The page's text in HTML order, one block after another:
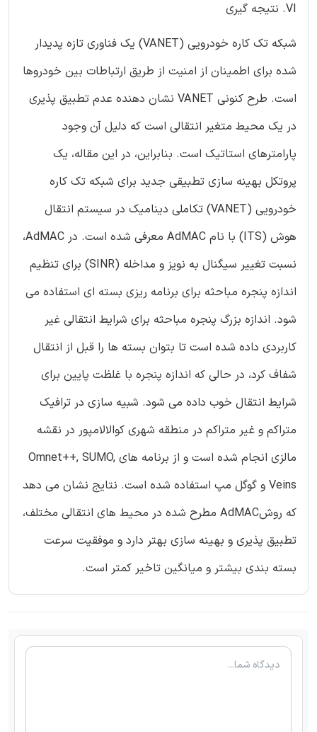
VI. نتیجه گیری
شبکه تک کاره خودرویی (VANET) یک فناوری تازه پدیدار
شده برای اطمینان از امنیت از طریق ارتباطات بین خودروها
است. طرح کنونی VANET نشان دهنده عدم تطبیق پذیری
در یک محیط متغیر انتقالی است که دلیل آن وجود
پارامترهای استاتیک است. بنابراین، در این مقاله، یک
پروتکل بهینه سازی تطبیقی جدید برای شبکه تک کاره
خودرویی (VANET) تکاملی دینامیک در سیستم انتقال
هوش (ITS) با نام AdMAC معرفی شده است. در AdMAC،
نسبت تغییر سیگنال به نویز و مداخله (SINR) برای تنظیم
اندازه پنجره مباحثه برای برنامه ریزی بسته ای استفاده می
شود. اندازه بزرگ پنجره مباحثه برای شرایط انتقالی غیر
کاربردی داده شده است تا بتوان بسته ها را قبل از انتقال
شفاف کرد، در حالی که اندازه پنجره با غلظت پایین برای
شرایط انتقال خوب داده می شود. شبیه سازی در ترافیک
متراکم و غیر متراکم در منطقه شهری کوالالامپور در نقشه
مالزی انجام شده است و از برنامه های Omnet++, SUMO,
Veins و گوگل مپ استفاده شده است. نتایج نشان می دهد
که روشAdMAC مطرح شده در محیط های انتقالی مختلف،
تطبیق پذیری و بهینه سازی بهتر دارد و موفقیت سرعت
بسته بندی بیشتر و میانگین تاخیر کمتر است.